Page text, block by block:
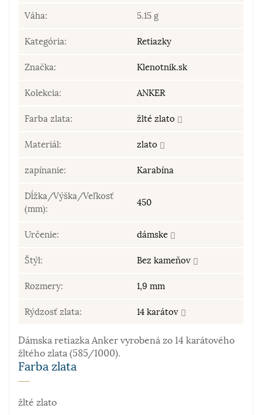
Váha: 5.15 g
Kategória: Retiazky
Značka: Klenotnik.sk
Kolekcia: ANKER
Farba zlata: žlté zlato
Materiál: zlato
zapínanie: Karabína
Dĺžka/Výška/Veľkosť
(mm):
450
Určenie: dámske
Štýl: Bez kameňov
Rozmery: 1,9 mm
Rýdzosť zlata: 14 karátov
Dámska retiazka Anker vyrobená zo 14 karátového
žltého zlata (585/1000).
Farba zlata
žlté zlato